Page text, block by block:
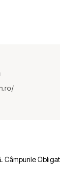
Câmpurile